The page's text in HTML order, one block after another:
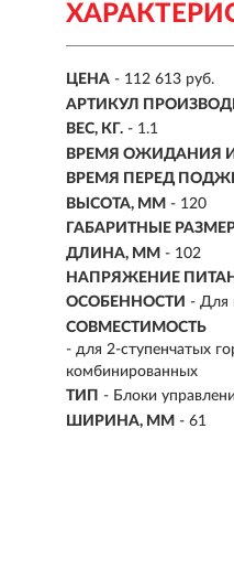
ЦЕНА - 112 613 руб.
АРТИКУЛ
ВЕС, КГ. - 1.1
ВРЕМЯ ОЖИДАНИЯ
ВРЕМЯ ПЕРЕД
ВЫСОТА, ММ - 120
ГАБАРИТНЫЕ
ДЛИНА, ММ - 102
НАПРЯЖЕНИЕ
ОСОБЕННОСТИ - Для
СОВМЕСТИМОСТЬ
- для 2-ступенчатых
комбинированных
ТИП - Блоки
ШИРИНА, ММ - 61